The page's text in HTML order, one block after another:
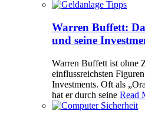
Warren Buffett:
und seine
Warren Buffett ist ohne
einflussreichsten
Investments. Oft als
hat er durch seine Read